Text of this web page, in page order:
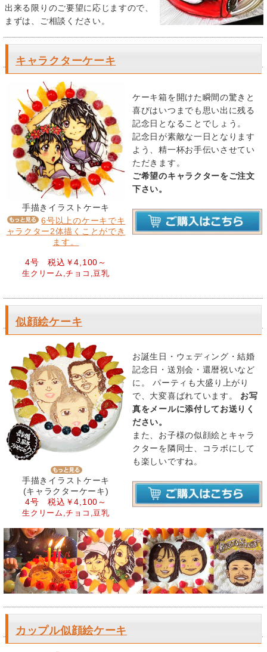
出来る限りのご要望に応じますので、
まずは、ご相談ください。
キャラクターケーキ
手描きイラストケーキ
6号以上のケーキでキ
ャラクター2体描くことができ
ます。
4号 税込￥4,100～
生クリーム,チョコ,豆乳
ケーキ箱を開けた瞬間の驚きと
喜びはいつまでも思い出に残る
記念日となることでしょう。
記念日が素敵な一日となります
よう、精一杯お手伝いさせてい
ただきます。
ご希望のキャラクターをご注文
下さい。
似顔絵ケーキ
手描きイラストケーキ
(キャラクターケーキ)
4号 税込￥4,100～
生クリーム,チョコ,豆乳
お誕生日・ウェディング・結婚
記念日・送別会・還暦祝いなど
に。 パーティも大盛り上がり
で、大変喜ばれています。 お写
真をメールに添付してお送りく
ださい。
また、お子様の似顔絵とキャラ
クターを隣同士、コラボにして
も楽しいですね。
カップル似顔絵ケーキ